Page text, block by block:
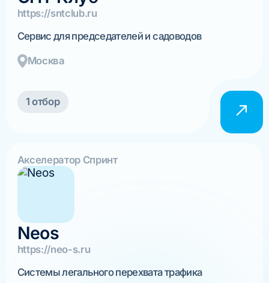
https://sntclub.ru
Сервис для председателей и садоводов
Москва
1 отбор
Акселератор Спринт
Neos
https://neo-s.ru
Системы легального перехвата трафика